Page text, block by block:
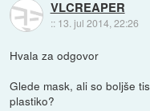
VLCREAPER
:: 13. jul 2014, 22:26
Hvala za odgovor
Glede mask, ali so boljše
plastiko?